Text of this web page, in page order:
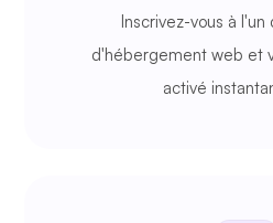
Inscrivez-vous à
d'hébergement web et
activé